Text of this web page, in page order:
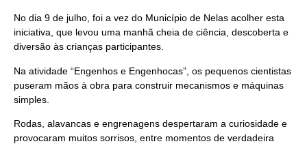
No dia 9 de julho, foi a vez do Município de Nelas acolher esta
iniciativa, que levou uma manhã cheia de ciência, descoberta e
diversão às crianças participantes.
Na atividade “Engenhos e Engenhocas”, os pequenos cientistas
puseram mãos à obra para construir mecanismos e máquinas
simples.
Rodas, alavancas e engrenagens despertaram a curiosidade e
provocaram muitos sorrisos, entre momentos de verdadeira